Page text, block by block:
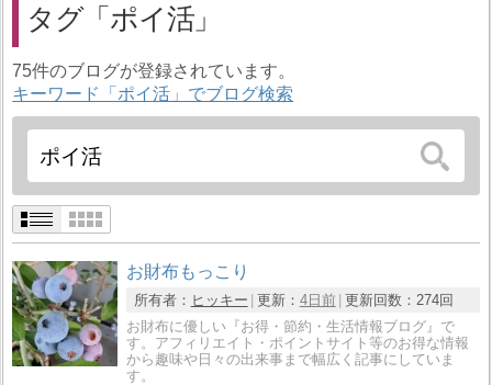
タグ ポイ活
75件のブログが登録されています。
キーワード「ポイ活」でブログ検索
お財布もっこり
所有者： ヒッキー 更新： 4日前 更新回数： 274回
お財布に優しい『お得・節約・生活情報ブログ』で
す。アフィリエイト・ポイントサイト等のお得な情報
から趣味や日々の出来事まで幅広く記事にしていま
す。